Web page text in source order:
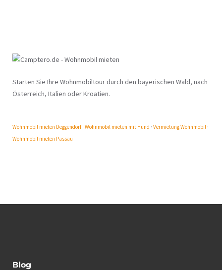
Starten Sie Ihre Wohnmobiltour durch den bayerischen Wald, nach
Österreich, Italien oder Kroatien.
Wohnmobil mieten Deggendorf· Wohnmobil mieten mit Hund · Vermietung Wohnmobil ·
Wohnmobil mieten Passau
Blog